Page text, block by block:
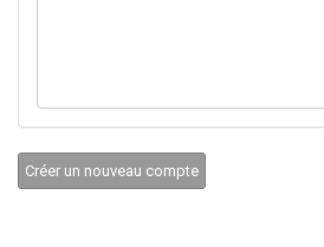
Créer un nouveau compte